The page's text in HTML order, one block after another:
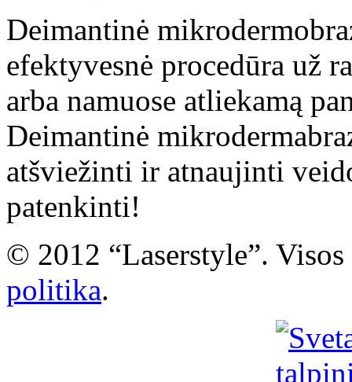
Deimantinė
efektyvesnė procedūra už
arba namuose atliekamą
Deimantinė
atšviežinti ir atnaujinti
patenkinti!
© 2012 “Laserstyle”.
politika.